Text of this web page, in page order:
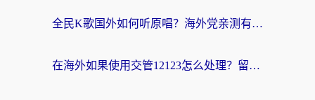
全民K歌国外如何听原唱？海外党亲测有效的回国加速器选择指南
在海外如果使用交管12123怎么处理？留学生亲测有效的回国加速方案